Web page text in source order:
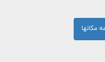
مکانها